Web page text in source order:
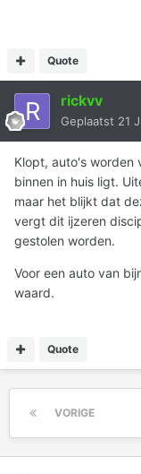
Quote
rickvv
Geplaatst 21
Klopt, auto's worden
binnen in huis ligt.
maar het blijkt dat
vergt dit ijzeren
gestolen worden.
Voor een auto van
waard.
Quote
VORIGE